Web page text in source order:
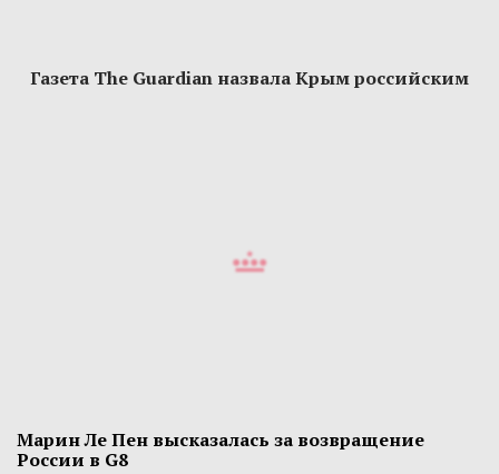
Газета The Guardian назвала Крым российским
Марин Ле Пен высказалась за возвращение
России в G8